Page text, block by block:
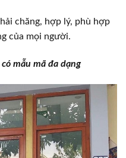
chăng, hợp lý, phù hợp
của mọi người.
mẫu mã đa dạng